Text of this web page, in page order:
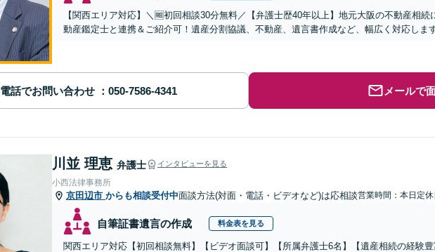
【関西エリア対応】＼🆓初回相談30分無料／【弁護士歴40年以上】地元大阪の不動産相
動産鑑定士と連携＆ご紹介可！遺産分割協議、不動産、遺言書作成など、幅広く対応しま
電話でお問い合わせ メールで
川並 理恵 弁護士 インタビューを見る
小西法律事務所
京田辺市 からも相談受付中面談方法(対面・電話・ビデオなど)は応相談営業時間：本日定休
自筆証書遺言の作成 料金表を見る
関西エリア対応【初回相談無料】【ビデオ面談可】【所属弁護士6名】【遺産相続の経験豊